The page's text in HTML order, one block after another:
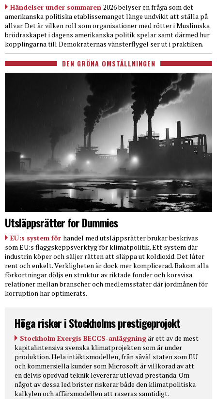
Händelser under sommaren 2026 belyser en fråga som det
amerikanska politiska etablissemanget länge undvikit att ställa på
allvar. Det är vilken roll som organisationer med rötter i Muslimska
brödraskapet i dagens amerikanska politik spelar samt därmed hur
kopplingarna till Demokraternas vänsterflygel ser ut i praktiken.
DEN GRÖNA OMSTÄLLNINGEN
Utsläppsrätter for Dummies
EU:s system för handel med utsläppsrätter brukar beskrivas
som EU:s flaggskeppsverktyg för klimatpolitik. Ett system där
industrin köper och säljer rätten att släppa ut koldioxid. Det låter
rent och enkelt. Verkligheten är dock mer komplicerad. Bakom alla
förkortningar döljs en struktur av riktade fonder och korsvisa
relationer mellan branscher och medlemsstater där jordmånen för
korruption har optimerats.
Höga risker i Stockholms prestigeprojekt
Stockholm Exergis BECCS-anläggningär ett av de mest
kapitalintensiva svenska klimatprojekten som är under
produktion. Hela intäktsmodellen, från såväl staten som EU
och kommersiella kunder som Microsoft är villkorad av att
en delvis oprövad teknik levererar utlovad prestanda. Om
något av dessa led brister riskerar både den klimatpolitiska
kalkylen och affärsmodellen att raseras samtidigt.